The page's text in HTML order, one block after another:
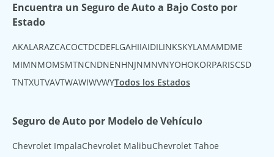
Encuentra un Seguro de Auto a Bajo Costo por
Estado
AKALARAZCACOCTDCDEFLGAHIIAIDILINKSKYLAMAMDME
MIMNMOMSMTNCNDNENHNJNMNVNYOHOKORPARISCSD
TNTXUTVAVTWAWIWVWYTodos los Estados
Seguro de Auto por Modelo de Vehículo
Chevrolet ImpalaChevrolet MalibuChevrolet Tahoe